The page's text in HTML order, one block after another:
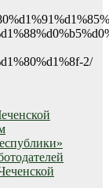
2/